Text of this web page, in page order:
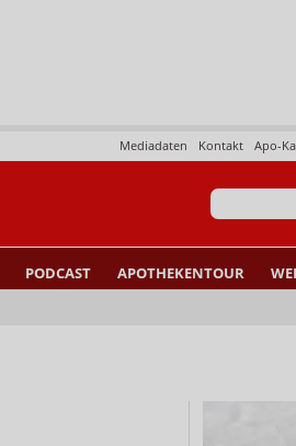
Apo-
Kontakt
Mediadaten
PODCAST APOTHEKENTOUR